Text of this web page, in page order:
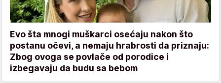
Evo šta mnogi muškarci osećaju nakon što
postanu očevi, a nemaju hrabrosti da priznaju:
Zbog ovoga se povlače od porodice i
izbegavaju da budu sa bebom